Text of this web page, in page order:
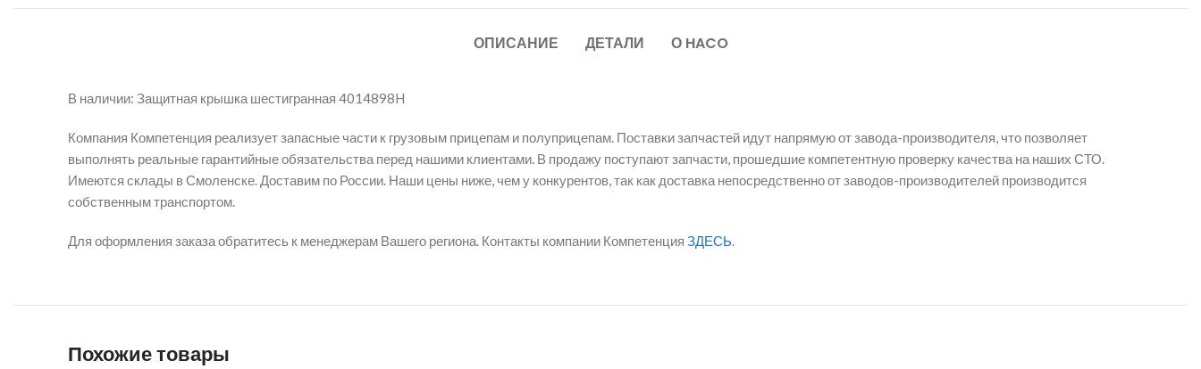
ОПИСАНИЕ ДЕТАЛИ О HACO
В наличии: Защитная крышка шестигранная 4014898H
Компания Компетенция реализует запасные части к грузовым прицепам и полуприцепам. Поставки запчастей идут напрямую от завода-производителя, что позволяет
выполнять реальные гарантийные обязательства перед нашими клиентами. В продажу поступают запчасти, прошедшие компетентную проверку качества на наших СТО.
Имеются склады в Смоленске. Доставим по России. Наши цены ниже, чем у конкурентов, так как доставка непосредственно от заводов-производителей производится
собственным транспортом.
Для оформления заказа обратитесь к менеджерам Вашего региона. Контакты компании Компетенция ЗДЕСЬ.
Похожие товары